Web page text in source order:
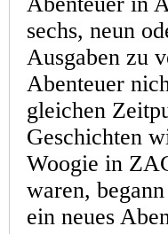
sechs, neun
Ausgaben zu
Abenteuer
gleichen
Geschichten
Woogie in
waren,
ein neues